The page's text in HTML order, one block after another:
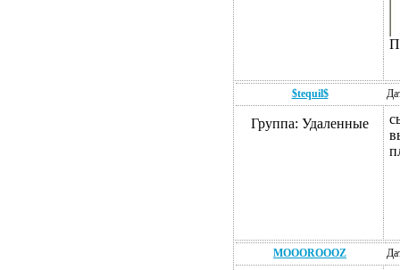
$tequil$
Группа: Удаленные
MOOOROOOZ